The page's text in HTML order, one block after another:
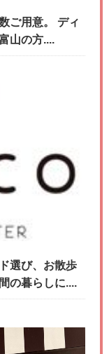
ご用意。 ディ
山の方....
選び、お散歩
の暮らしに....